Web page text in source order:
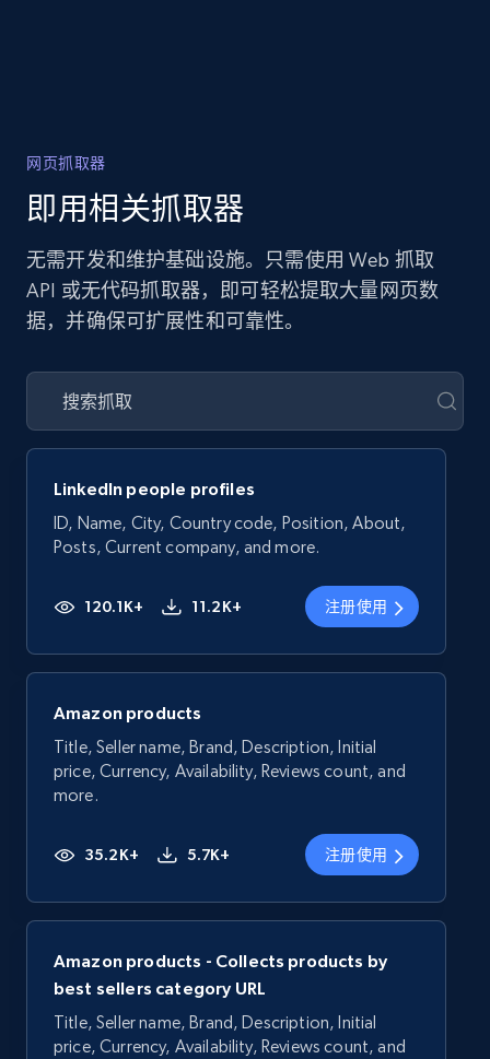
网页抓取器
即用相关抓取器
无需开发和维护基础设施。只需使用 Web 抓取
API 或无代码抓取器，即可轻松提取大量网页数
据，并确保可扩展性和可靠性。
LinkedIn people profiles
ID, Name, City, Country code, Position, About,
Posts, Current company, and more.
120.1K+ 11.2K+ 注册使用
Amazon products
Title, Seller name, Brand, Description, Initial
price, Currency, Availability, Reviews count, and
more.
35.2K+ 5.7K+ 注册使用
Amazon products - Collects products by
best sellers category URL
Title, Seller name, Brand, Description, Initial
price, Currency, Availability, Reviews count, and